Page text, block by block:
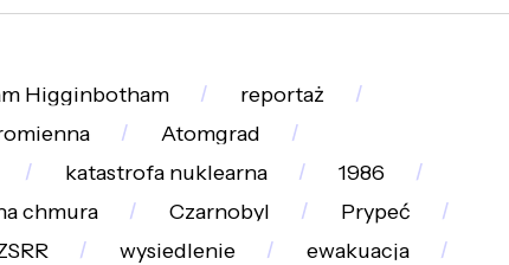
Higginbotham
reportaż
Atomgrad
katastrofa nuklearna
1986
chmura Czarnobyl
Prypeć
wysiedlenie
ewakuacja